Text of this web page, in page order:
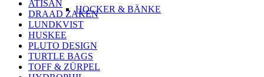
HOCKER & BÄNKE
ATISAN
DRAAD ZAKEN
LUNDKVIST
HUSKEE
PLUTO DESIGN
TURTLE BAGS
TOFF & ZÜRPEL